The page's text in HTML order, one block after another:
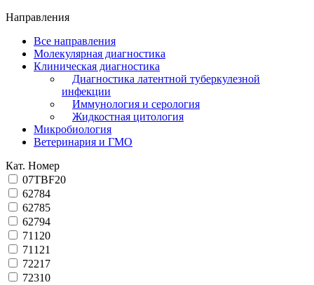
Направления
Все направления
Молекулярная диагностика
Клиническая диагностика
Диагностика латентной туберкулезной
инфекции
Иммунология и серология
Жидкостная цитология
Микробиология
Ветеринария и ГМО
Кат. Номер
07TBF20
62784
62785
62794
71120
71121
72217
72310